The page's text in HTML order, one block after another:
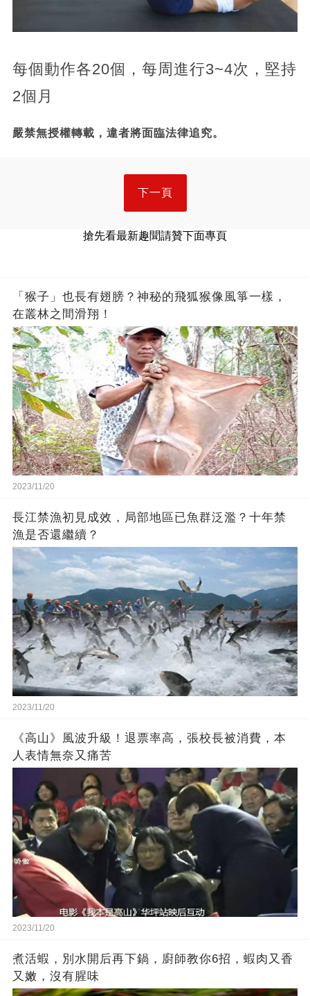
每個動作各20個，每周進行3~4次，堅持
2個月
嚴禁無授權轉載，違者將面臨法律追究。
下一頁
搶先看最新趣聞請贊下面專頁
「猴子」也長有翅膀？神秘的飛狐猴像風箏一樣，
在叢林之間滑翔！
2023/11/20
長江禁漁初見成效，局部地區已魚群泛濫？十年禁
漁是否還繼續？
2023/11/20
《高山》風波升級！退票率高，張校長被消費，本
人表情無奈又痛苦
2023/11/20
煮活蝦，別水開后再下鍋，廚師教你6招，蝦肉又香
又嫩，沒有腥味